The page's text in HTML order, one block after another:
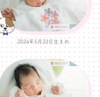
2024年5月23日生まれ